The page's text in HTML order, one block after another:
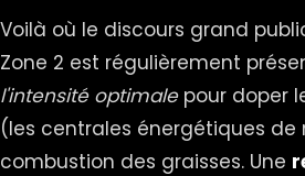
Voilà où le discours grand
Zone 2 est régulièrement
l'intensité optimalepour doper
(les centrales énergétiques de
combustion des graisses. Une